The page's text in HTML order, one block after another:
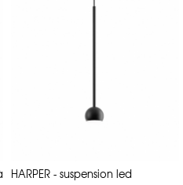
HARPER - suspension led